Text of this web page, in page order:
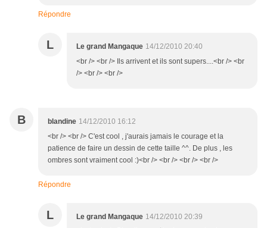
Répondre
L Le grand Mangaque 14/12/2010 20:40
<br /> <br /> Ils arrivent et ils sont supers....<br /> <br
/> <br /> <br />
B blandine 14/12/2010 16:12
<br /> <br /> C'est cool , j'aurais jamais le courage et la
patience de faire un dessin de cette taille ^^. De plus , les
ombres sont vraiment cool :)<br /> <br /> <br /> <br />
Répondre
L Le grand Mangaque 14/12/2010 20:39